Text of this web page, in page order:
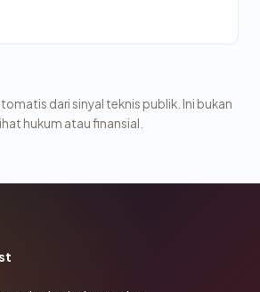
dari sinyal teknis publik. Ini bukan
hukum atau finansial.